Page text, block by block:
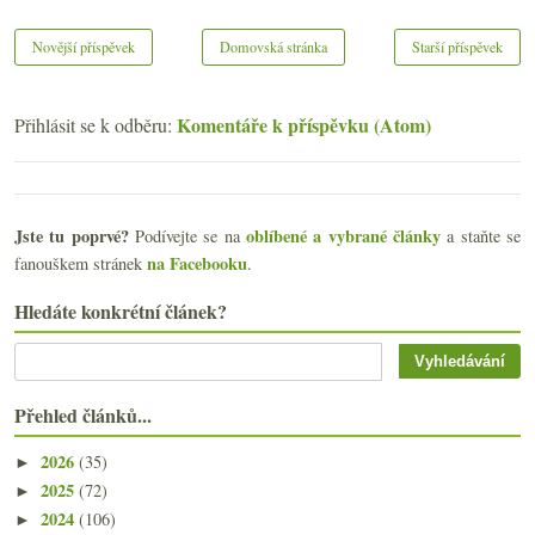
Novější příspěvek Starší příspěvek
Domovská stránka
Přihlásit se k odběru: Komentáře k příspěvku (Atom)
Jste tu poprvé?Podívejte se naoblíbené a vybrané články a staňte se
fanouškem stránek na Facebooku.
Hledáte konkrétní článek?
Přehled článků...
► 2026 (35)
► 2025 (72)
► 2024 (106)